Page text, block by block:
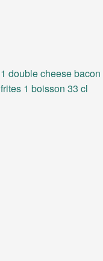
1 double cheese
frites 1 boisson 33 cl